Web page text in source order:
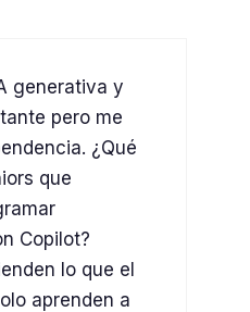
generativa y
pero me
¿Qué
que
Copilot?
lo que el
aprenden a